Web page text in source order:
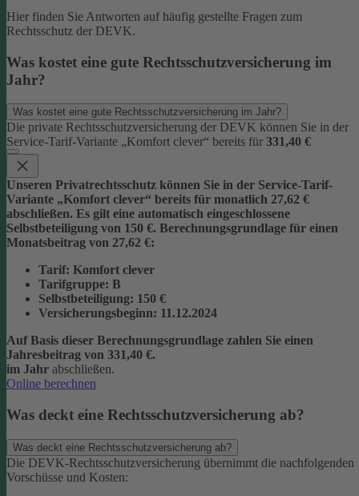
Hier finden Sie Antworten auf häufig gestellte Fragen zum
Rechtsschutz der DEVK.
Was kostet eine gute Rechtsschutzversicherung im
Jahr?
Was kostet eine gute Rechtsschutzversicherung im Jahr?
Die private Rechtsschutzversicherung der DEVK können Sie in der
Service-Tarif-Variante „Komfort clever“ bereits für 331,40 €
Unseren Privatrechtsschutz können Sie in der Service-Tarif-
Variante „Komfort clever“ bereits für monatlich 27,62 €
abschließen. Es gilt eine automatisch eingeschlossene
Selbstbeteiligung von 150 €. Berechnungsgrundlage für einen
Monatsbeitrag von 27,62 €:
Tarif: Komfort clever
Tarifgruppe: B
Selbstbeteiligung: 150 €
Versicherungsbeginn: 11.12.2024
Auf Basis dieser Berechnungsgrundlage zahlen Sie einen
Jahresbeitrag von 331,40 €.
im Jahr abschließen.
Online berechnen
Was deckt eine Rechtsschutzversicherung ab?
Was deckt eine Rechtsschutzversicherung ab?
Die DEVK-Rechtsschutzversicherung übernimmt die nachfolgenden
Vorschüsse und Kosten: